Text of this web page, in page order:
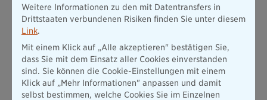
Weitere Informationen zu den mit Datentransfers in
Drittstaaten verbundenen Risiken finden Sie unter diesem
Link.
Mit einem Klick auf „Alle akzeptieren" bestätigen Sie,
dass Sie mit dem Einsatz aller Cookies einverstanden
sind. Sie können die Cookie-Einstellungen mit einem
Klick auf „Mehr Informationen" anpassen und damit
selbst bestimmen, welche Cookies Sie im Einzelnen